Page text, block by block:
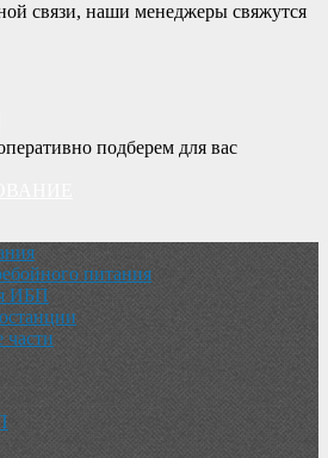
связи, наши менеджеры свяжутся
подберем для вас
питания
ИБП